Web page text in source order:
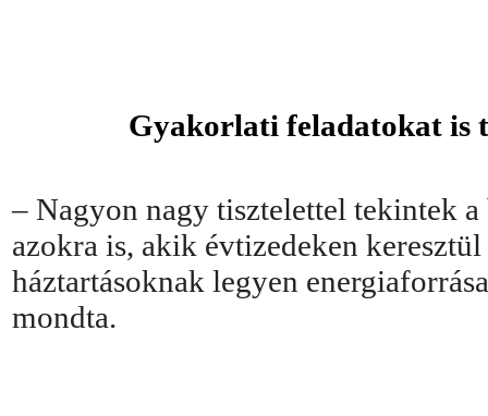
Gyakorlati feladatokat is
– Nagyon nagy tisztelettel tekintek
azokra is, akik évtizedeken
háztartásoknak legyen
mondta.